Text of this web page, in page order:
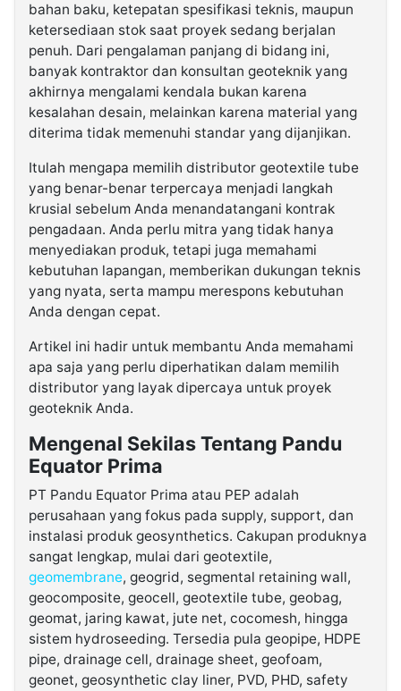
bahan baku, ketepatan spesifikasi teknis, maupun
ketersediaan stok saat proyek sedang berjalan
penuh. Dari pengalaman panjang di bidang ini,
banyak kontraktor dan konsultan geoteknik yang
akhirnya mengalami kendala bukan karena
kesalahan desain, melainkan karena material yang
diterima tidak memenuhi standar yang dijanjikan.
Itulah mengapa memilih distributor geotextile tube
yang benar-benar terpercaya menjadi langkah
krusial sebelum Anda menandatangani kontrak
pengadaan. Anda perlu mitra yang tidak hanya
menyediakan produk, tetapi juga memahami
kebutuhan lapangan, memberikan dukungan teknis
yang nyata, serta mampu merespons kebutuhan
Anda dengan cepat.
Artikel ini hadir untuk membantu Anda memahami
apa saja yang perlu diperhatikan dalam memilih
distributor yang layak dipercaya untuk proyek
geoteknik Anda.
Mengenal Sekilas Tentang Pandu
Equator Prima
PT Pandu Equator Prima atau PEP adalah
perusahaan yang fokus pada supply, support, dan
instalasi produk geosynthetics. Cakupan produknya
sangat lengkap, mulai dari geotextile,
geomembrane, geogrid, segmental retaining wall,
geocomposite, geocell, geotextile tube, geobag,
geomat, jaring kawat, jute net, cocomesh, hingga
sistem hydroseeding. Tersedia pula geopipe, HDPE
pipe, drainage cell, drainage sheet, geofoam,
geonet, geosynthetic clay liner, PVD, PHD, safety